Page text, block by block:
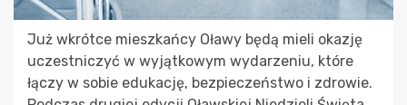
Już wkrótce mieszkańcy Oławy będą mieli okazję
uczestniczyć w wyjątkowym wydarzeniu, które
łączy w sobie edukację, bezpieczeństwo i zdrowie.